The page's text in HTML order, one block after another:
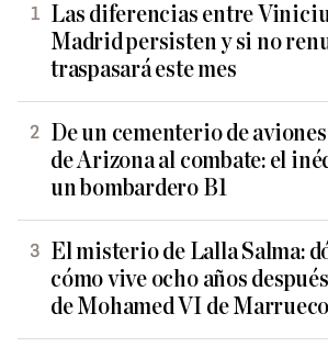
Las diferencias entre
Madrid persisten y si no
traspasará este mes
De un cementerio de
de Arizona al combate: el
un bombardero B1
El misterio de Lalla Salma:
cómo vive ocho años
de Mohamed VI de